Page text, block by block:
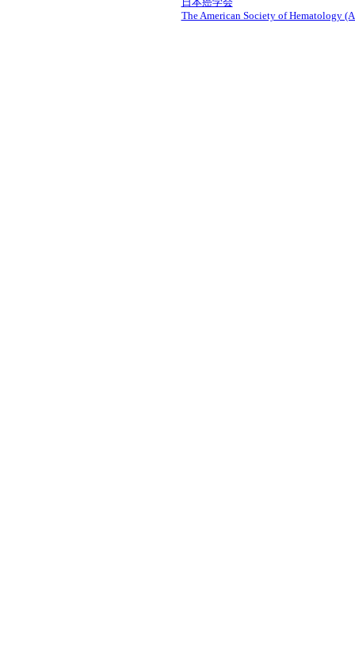
The American Society of Hematology